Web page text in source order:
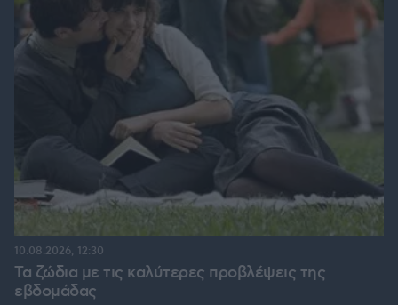
Τα ζώδια με τις καλύτερες προβλέψεις της
εβδομάδας
10.08.2026, 12:30